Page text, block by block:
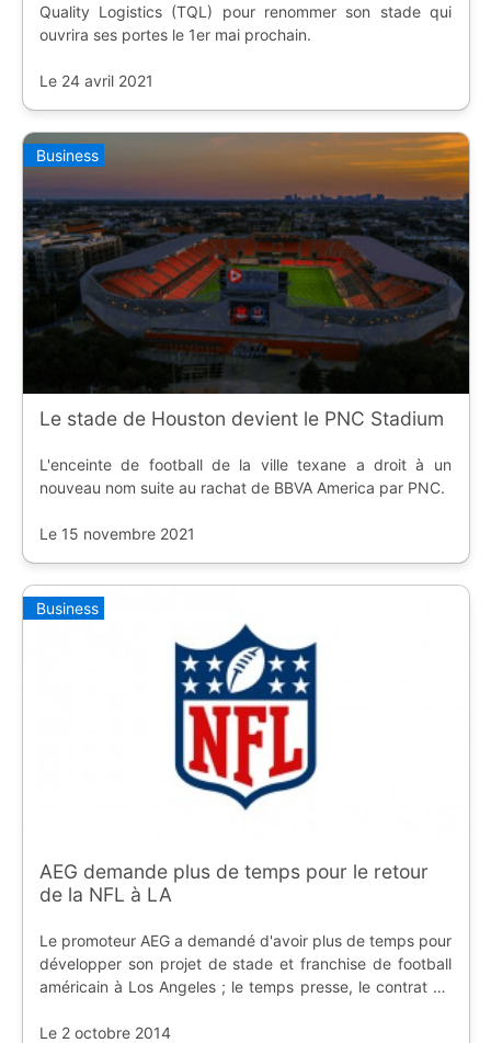
Quality Logistics (TQL) pour renommer son stade qui
ouvrira ses portes le 1er mai prochain.
Le 24 avril 2021
Business
Le stade de Houston devient le PNC Stadium
L'enceinte de football de la ville texane a droit à un
nouveau nom suite au rachat de BBVA America par PNC.
Le 15 novembre 2021
Business
AEG demande plus de temps pour le retour
de la NFL à LA
Le promoteur AEG a demandé d'avoir plus de temps pour
développer son projet de stade et franchise de football
américain à Los Angeles ; le temps presse, le contrat de
Le 2 octobre 2014